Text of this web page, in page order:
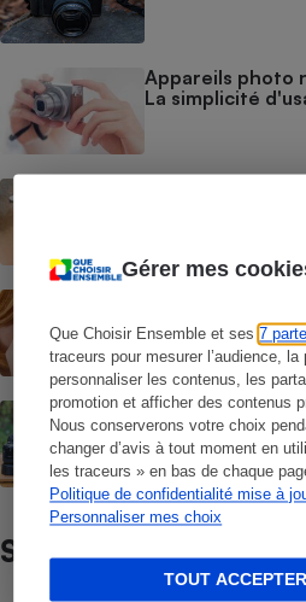
Gérer mes
Que Choisir Ensemble et ses7
traceurs pour mesurer l’audience, la
personnaliser les contenus, les
promotion et afficher des contenus
Nous conserverons votre choix
changer d’avis à tout moment en
les traceurs » en bas de chaque
Politique de confidentialité mise à
Personnaliser mes choix
TOUT
Appareils photo
La simplicité
Entre le
L'appareil pour
Objectif de
trouver le bon
Satisfaction / Fiabilité